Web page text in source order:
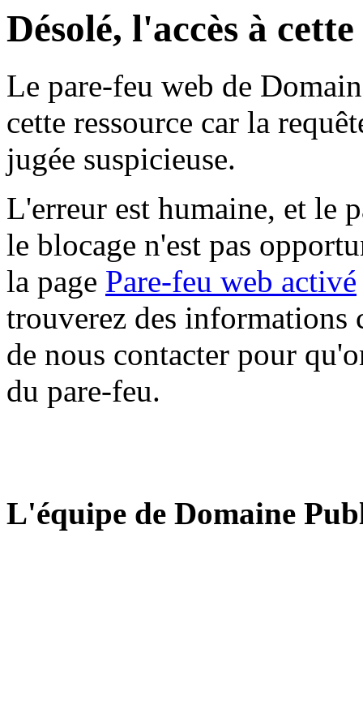
Désolé, l'accès à
Le pare-feu web de
cette ressource car la
jugée suspicieuse.
L'erreur est humaine, et le
le blocage n'est pas
la page Pare-feu web activé
trouverez des informations
de nous contacter pour
du pare-feu.
L'équipe de Domaine